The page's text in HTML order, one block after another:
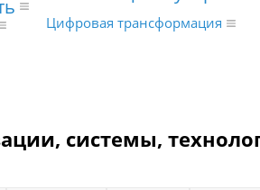
Цифровая трансформация
системы,